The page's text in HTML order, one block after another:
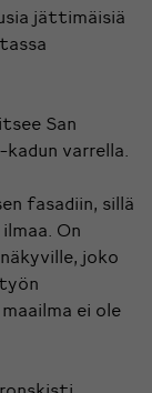
jättimäisiä
San
varrella.
fasadiin, sillä
On
joko
ei ole